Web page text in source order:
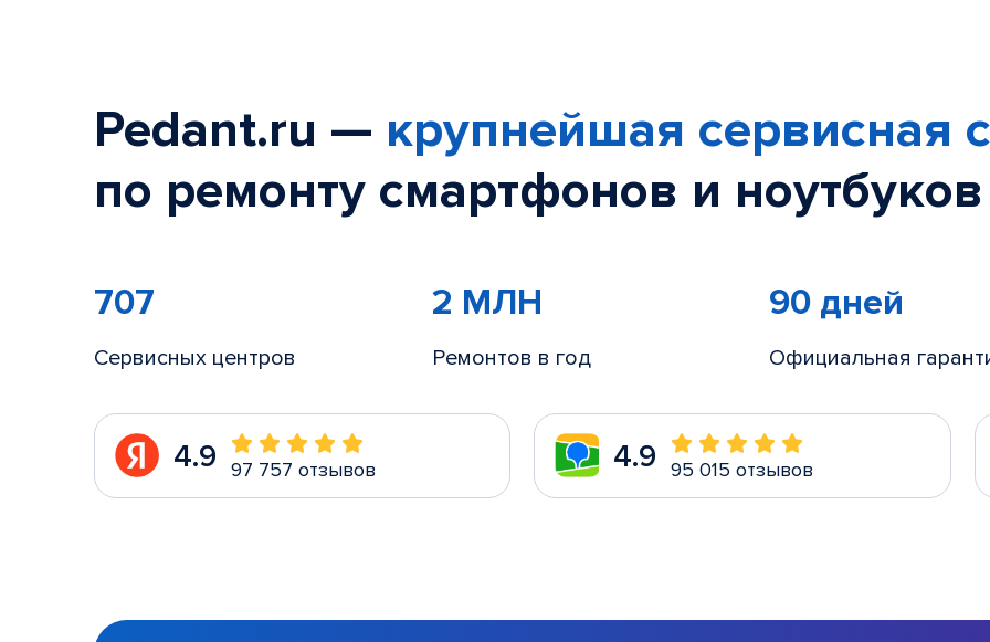
Pedant.ru — крупнейшая сервисная
по ремонту смартфонов и
707
Сервисных центров
2 МЛН
Ремонтов в год
90 дней
Официальная
4.9 97 757 отзывов 4.9 95 015 отзывов